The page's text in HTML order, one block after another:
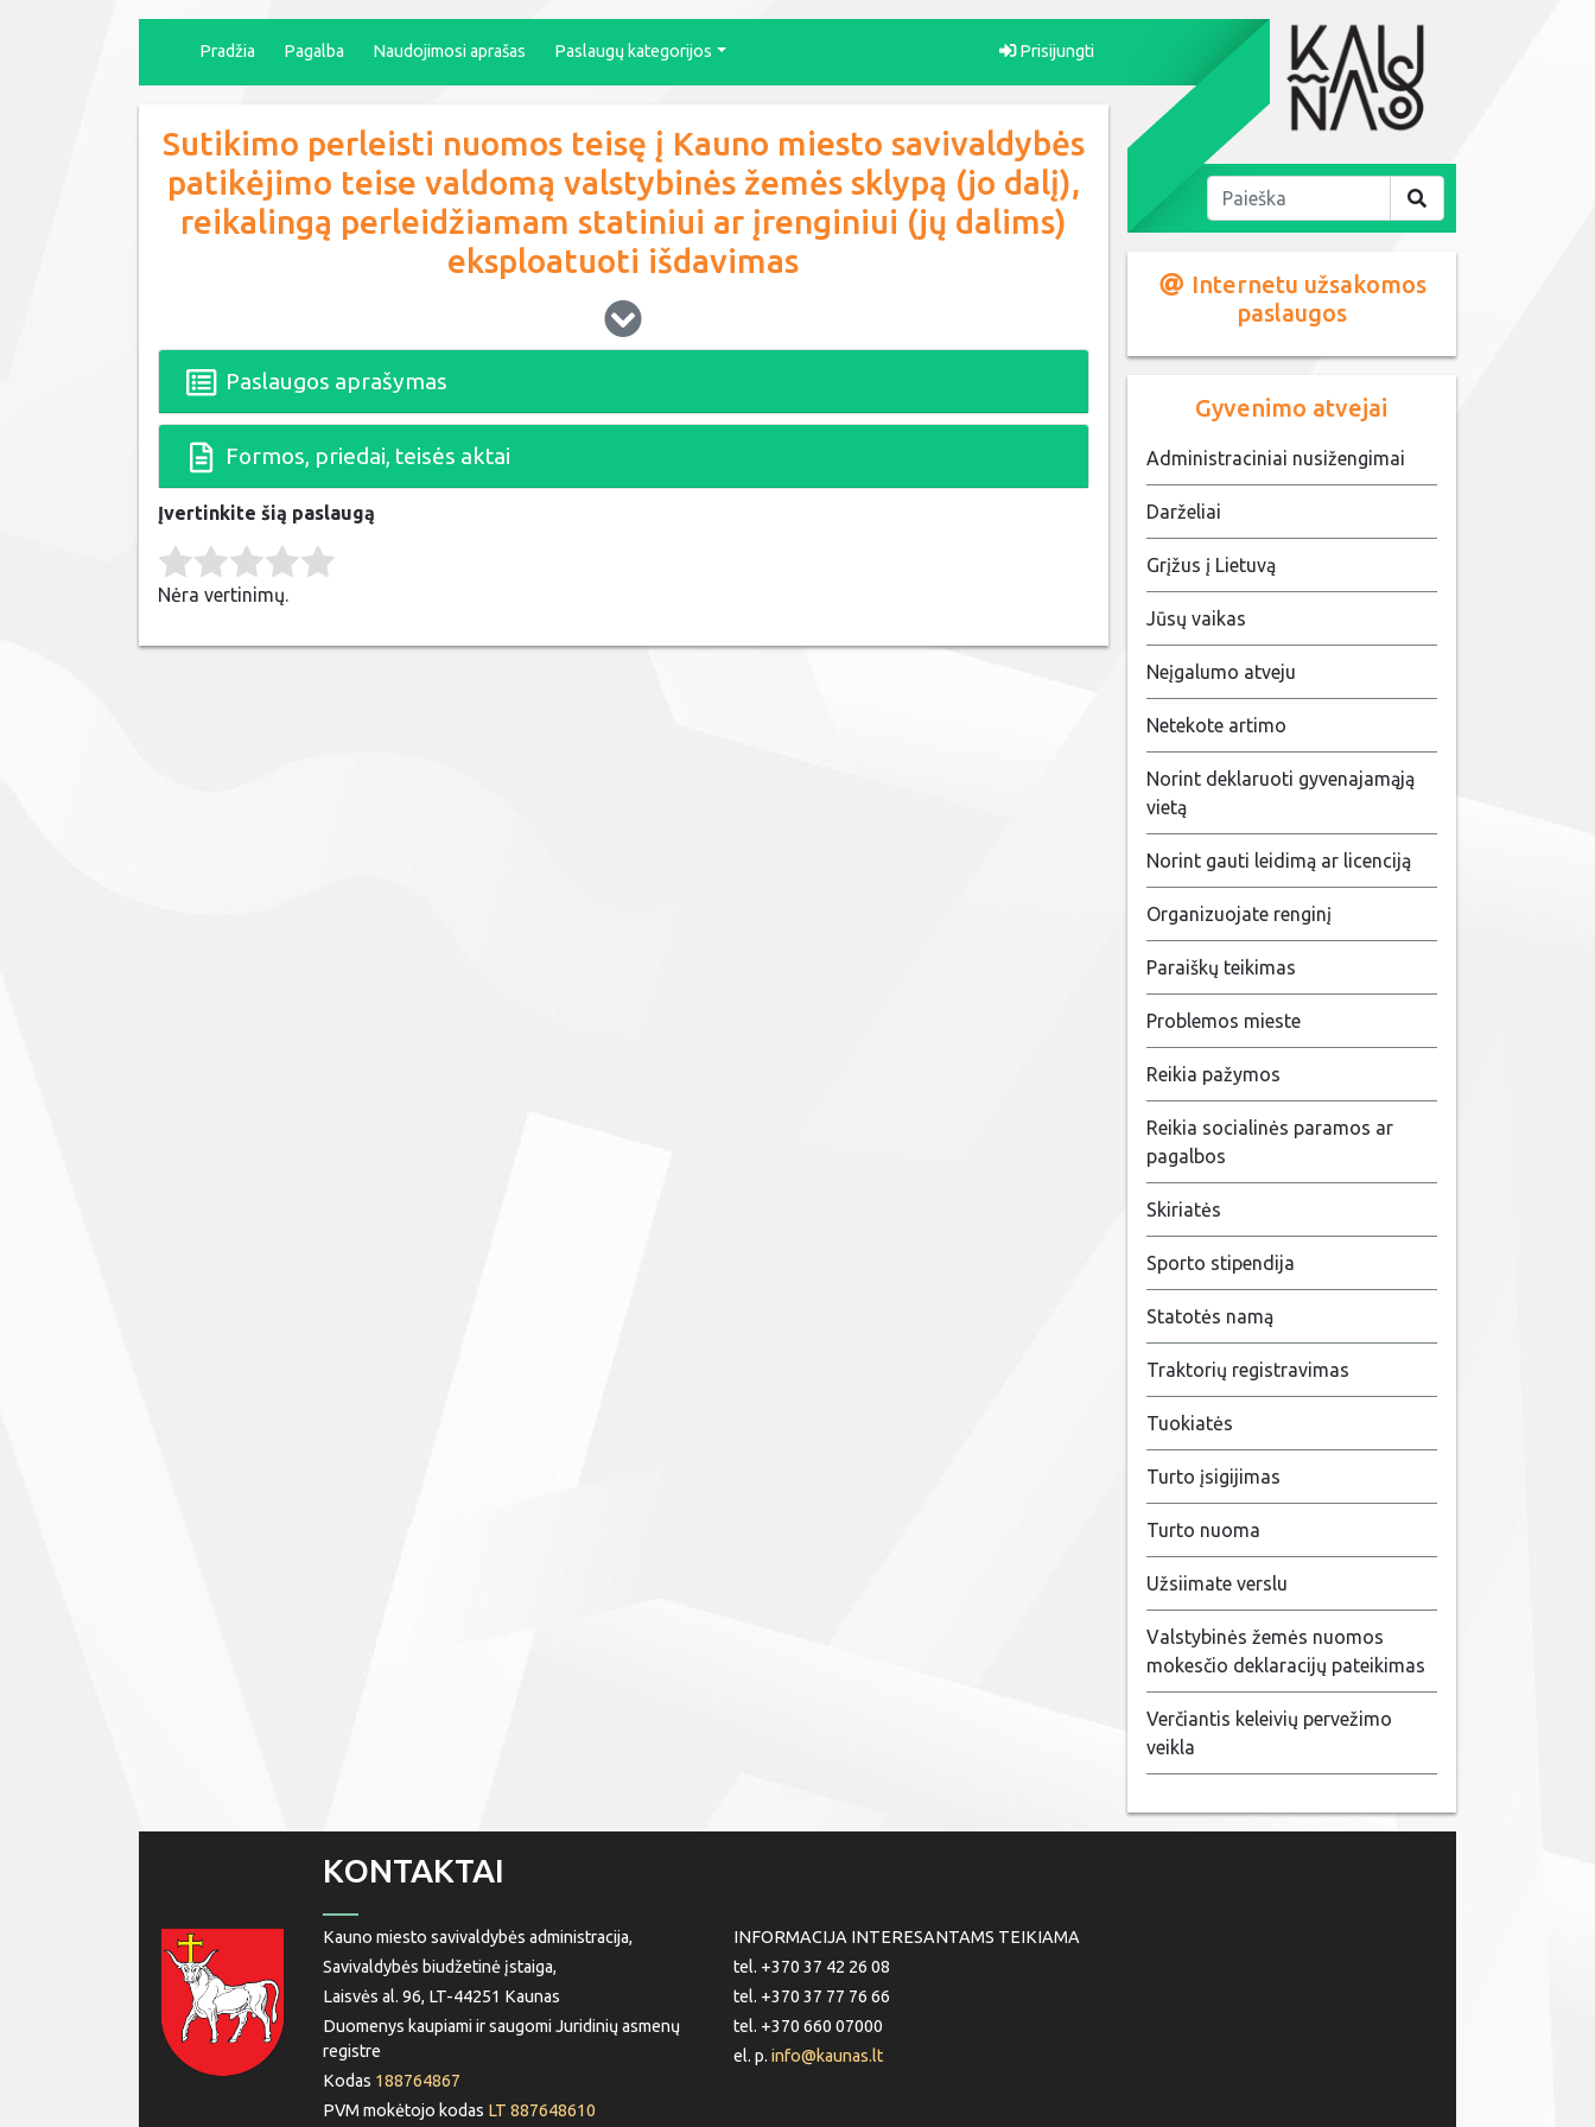
Pradžia Pagalba Naudojimosi aprašas Paslaugų kategorijos Prisijungti
Sutikimo perleisti nuomos teisę į Kauno miesto savivaldybės
patikėjimo teise valdomą valstybinės žemės sklypą (jo dalį),
reikalingą perleidžiamam statiniui ar įrenginiui (jų dalims)
eksploatuoti išdavimas
Paslaugos aprašymas
Formos, priedai, teisės aktai
Įvertinkite šią paslaugą
Rate this item:
Nėra vertinimų.
Internetu užsakomos
paslaugos
Gyvenimo atvejai
Administraciniai nusižengimai
Darželiai
Grįžus į Lietuvą
Jūsų vaikas
Neįgalumo atveju
Netekote artimo
Norint deklaruoti gyvenajamąją
vietą
Norint gauti leidimą ar licenciją
Organizuojate renginį
Paraiškų teikimas
Problemos mieste
Reikia pažymos
Reikia socialinės paramos ar
pagalbos
Skiriatės
Sporto stipendija
Statotės namą
Traktorių registravimas
Tuokiatės
Turto įsigijimas
Turto nuoma
Užsiimate verslu
Valstybinės žemės nuomos
mokesčio deklaracijų pateikimas
Verčiantis keleivių pervežimo
veikla
KONTAKTAI
Kauno miesto savivaldybės administracija,
Savivaldybės biudžetinė įstaiga,
Laisvės al. 96, LT-44251 Kaunas
Duomenys kaupiami ir saugomi Juridinių asmenų
registre
Kodas 188764867
PVM mokėtojo kodas LT 887648610
INFORMACIJA INTERESANTAMS TEIKIAMA
tel. +370 37 42 26 08
tel. +370 37 77 76 66
tel. +370 660 07000
el. p. info@kaunas.lt